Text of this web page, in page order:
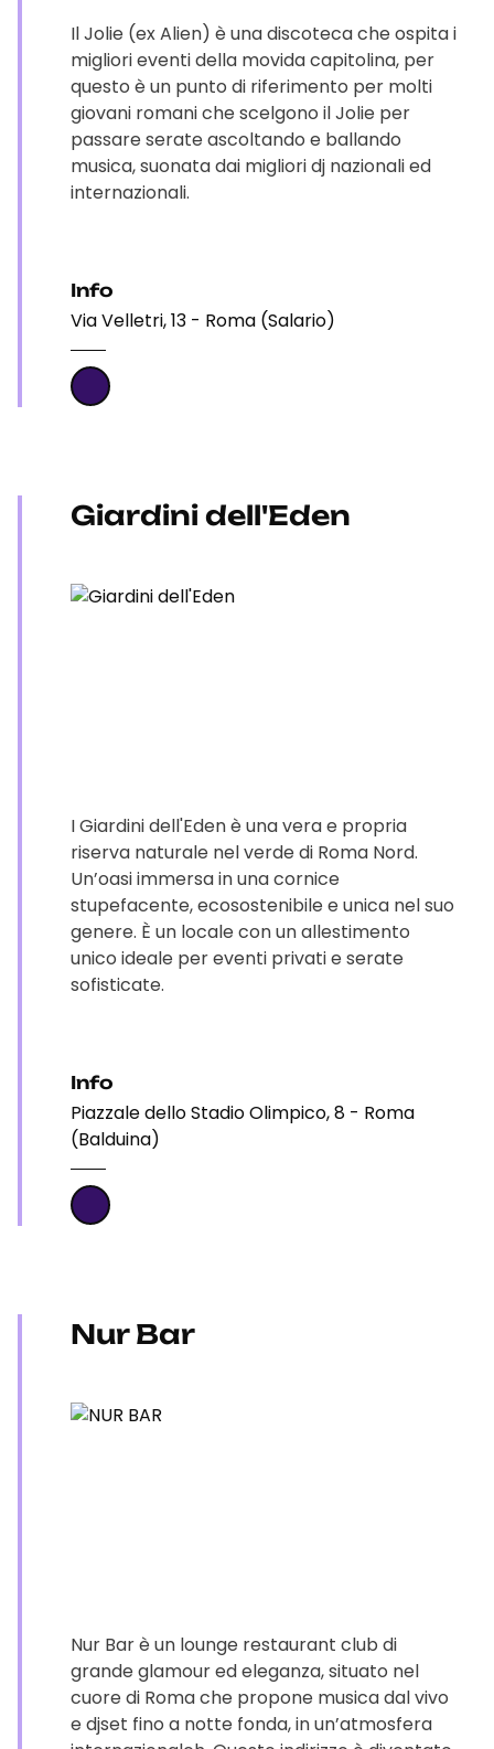
Il Jolie (ex Alien) è una discoteca che ospita i
migliori eventi della movida capitolina, per
questo è un punto di riferimento per molti
giovani romani che scelgono il Jolie per
passare serate ascoltando e ballando
musica, suonata dai migliori dj nazionali ed
internazionali.
Info
Via Velletri, 13 - Roma (Salario)
Giardini dell'Eden
I Giardini dell'Eden è una vera e propria
riserva naturale nel verde di Roma Nord.
Un’oasi immersa in una cornice
stupefacente, ecosostenibile e unica nel suo
genere. È un locale con un allestimento
unico ideale per eventi privati e serate
sofisticate.
Info
Piazzale dello Stadio Olimpico, 8 - Roma
(Balduina)
Nur Bar
Nur Bar è un lounge restaurant club di
grande glamour ed eleganza, situato nel
cuore di Roma che propone musica dal vivo
e djset fino a notte fonda, in un’atmosfera